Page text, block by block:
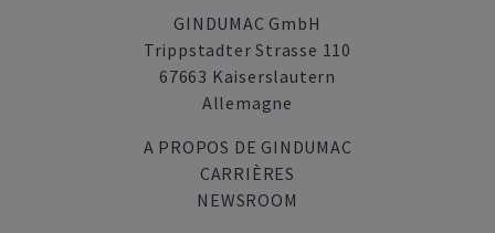
GINDUMAC GmbH
Trippstadter Strasse 110
67663 Kaiserslautern
Allemagne
A PROPOS DE GINDUMAC
CARRIÈRES
NEWSROOM